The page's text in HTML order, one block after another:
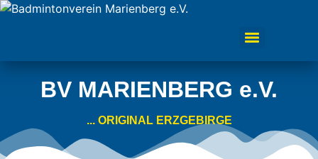
BV MARIENBERG e.V.
... ORIGINAL ERZGEBIRGE